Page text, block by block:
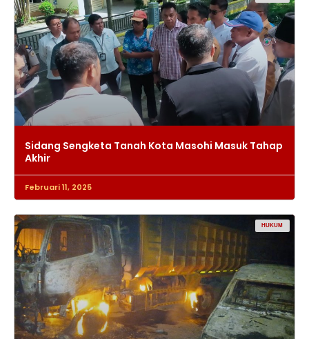
Sidang Sengketa Tanah Kota Masohi Masuk Tahap
Akhir
Februari 11, 2025
HUKUM